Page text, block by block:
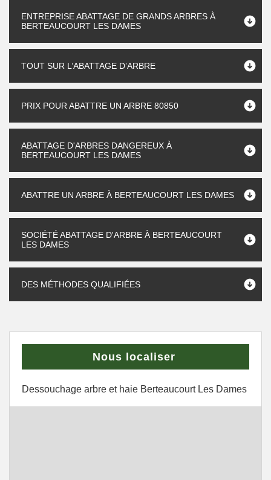
ENTREPRISE ABATTAGE DE GRANDS ARBRES À
BERTEAUCOURT LES DAMES
TOUT SUR L’ABATTAGE D’ARBRE
PRIX POUR ABATTRE UN ARBRE 80850
ABATTAGE D'ARBRES DANGEREUX À
BERTEAUCOURT LES DAMES
ABATTRE UN ARBRE À BERTEAUCOURT LES DAMES
SOCIÉTÉ ABATTAGE D'ARBRE À BERTEAUCOURT
LES DAMES
DES MÉTHODES QUALIFIÉES
Nous localiser
Dessouchage arbre et haie Berteaucourt Les Dames